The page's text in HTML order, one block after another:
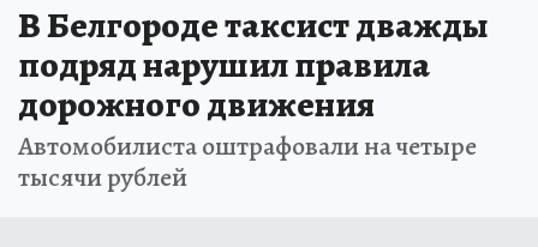
В Белгороде таксист дважды
подряд нарушил правила
дорожного движения
Автомобилиста оштрафовали на четыре
тысячи рублей